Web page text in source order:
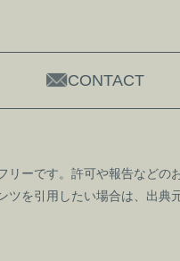
CONTACT
リーです。許可や報告などの
ツを引用したい場合は、出典